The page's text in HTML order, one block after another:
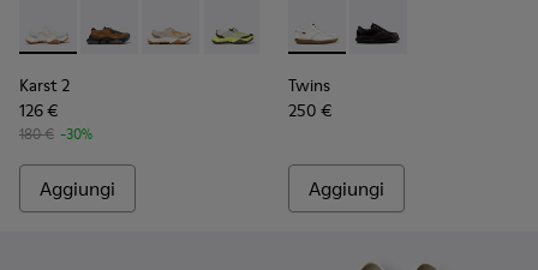
Karst 2 - K201837-009 - Sneakers bianche e beige senza
Karst 2 - K201837-010
Karst 2 - K201837-008
Karst 2 - K201837-003
Karst 2
126 €
180 € -30%
Aggiungi
Twins - 27651-135 - Scarpe
Twins - 27651-136
Twins
250 €
Aggiungi